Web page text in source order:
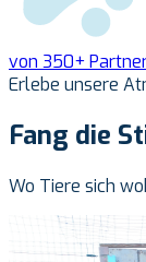
von 350+
Erlebe unsere
Fang die
Wo Tiere sich